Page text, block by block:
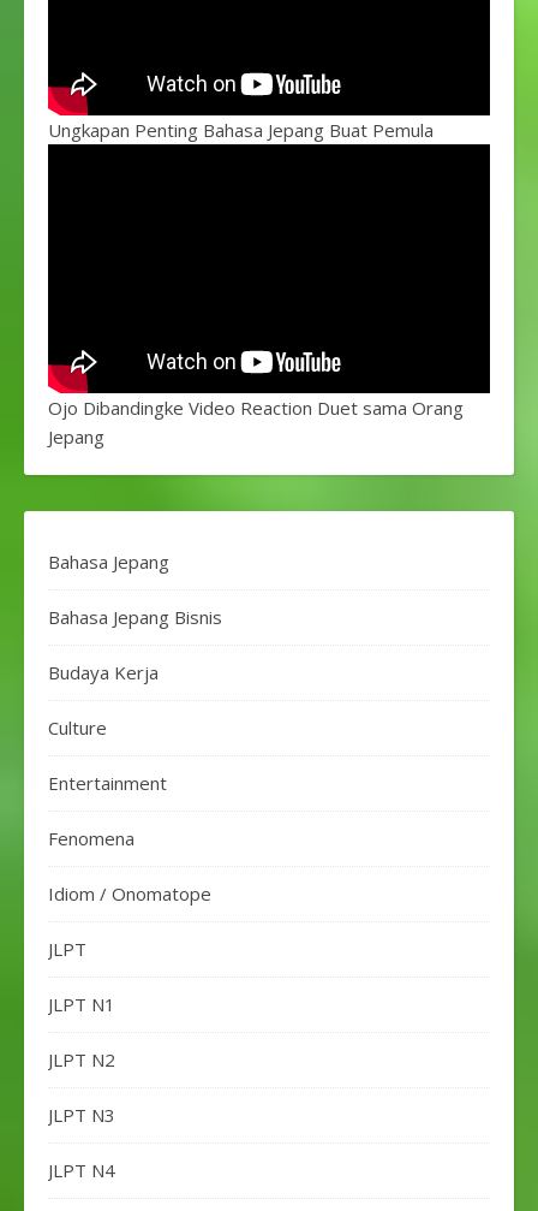
Ungkapan Penting Bahasa Jepang Buat Pemula
Ojo Dibandingke Video Reaction Duet sama Orang
Jepang
Bahasa Jepang
Bahasa Jepang Bisnis
Budaya Kerja
Culture
Entertainment
Fenomena
Idiom / Onomatope
JLPT
JLPT N1
JLPT N2
JLPT N3
JLPT N4